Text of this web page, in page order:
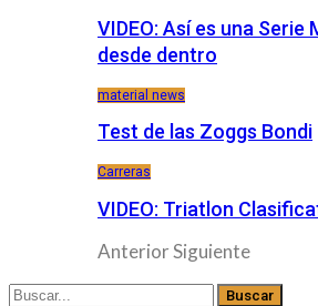
VIDEO: Así es una Serie
desde dentro
material news
Test de las Zoggs Bondi
Carreras
VIDEO: Triatlon
AnteriorSiguiente